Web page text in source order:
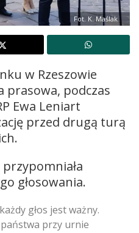
Fot. K. Maślak
w Rzeszowie
prasowa, podczas
Ewa Leniart
przed drugą turą
głosowania.
głos jest ważny.
przy urnie